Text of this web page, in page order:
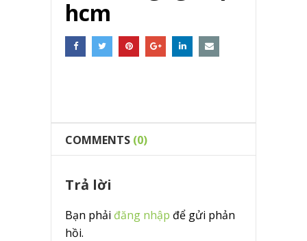
hcm
COMMENTS (0)
Trả lời
Bạn phải đăng nhập để gửi phản
hồi.